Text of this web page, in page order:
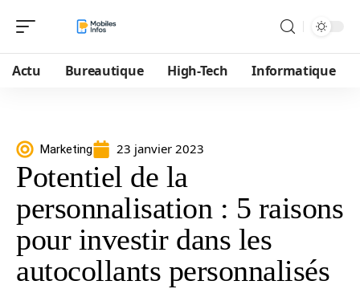
Actu Bureautique High-Tech Informatique
Marketing 23 janvier 2023
Potentiel de la
personnalisation : 5 raisons
pour investir dans les
autocollants personnalisés